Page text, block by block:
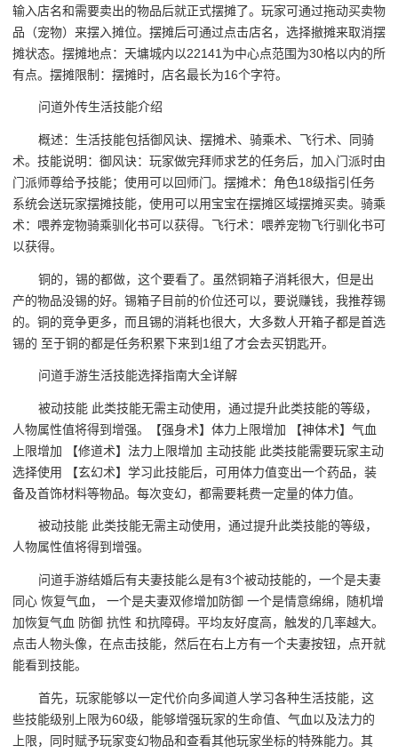
输入店名和需要卖出的物品后就正式摆摊了。玩家可通过拖动买卖物
品（宠物）来摆入摊位。摆摊后可通过点击店名，选择撤摊来取消摆
摊状态。摆摊地点：天墉城内以22141为中心点范围为30格以内的所
有点。摆摊限制：摆摊时，店名最长为16个字符。
问道外传生活技能介绍
概述：生活技能包括御风诀、摆摊术、骑乘术、飞行术、同骑
术。技能说明：御风诀：玩家做完拜师求艺的任务后，加入门派时由
门派师尊给予技能；使用可以回师门。摆摊术：角色18级指引任务
系统会送玩家摆摊技能，使用可以用宝宝在摆摊区域摆摊买卖。骑乘
术：喂养宠物骑乘驯化书可以获得。飞行术：喂养宠物飞行驯化书可
以获得。
铜的，锡的都做，这个要看了。虽然铜箱子消耗很大，但是出
产的物品没锡的好。锡箱子目前的价位还可以，要说赚钱，我推荐锡
的。铜的竞争更多，而且锡的消耗也很大，大多数人开箱子都是首选
锡的 至于铜的都是任务积累下来到1组了才会去买钥匙开。
问道手游生活技能选择指南大全详解
被动技能 此类技能无需主动使用，通过提升此类技能的等级，
人物属性值将得到增强。【强身术】体力上限增加 【神体术】气血
上限增加 【修道术】法力上限增加 主动技能 此类技能需要玩家主动
选择使用 【玄幻术】学习此技能后，可用体力值变出一个药品，装
备及首饰材料等物品。每次变幻，都需要耗费一定量的体力值。
被动技能 此类技能无需主动使用，通过提升此类技能的等级，
人物属性值将得到增强。
问道手游结婚后有夫妻技能么是有3个被动技能的，一个是夫妻
同心 恢复气血， 一个是夫妻双修增加防御 一个是情意绵绵，随机增
加恢复气血 防御 抗性 和抗障碍。平均友好度高，触发的几率越大。
点击人物头像，在点击技能，然后在右上方有一个夫妻按钮，点开就
能看到技能。
首先，玩家能够以一定代价向多闻道人学习各种生活技能，这
些技能级别上限为60级，能够增强玩家的生命值、气血以及法力的
上限，同时赋予玩家变幻物品和查看其他玩家坐标的特殊能力。其